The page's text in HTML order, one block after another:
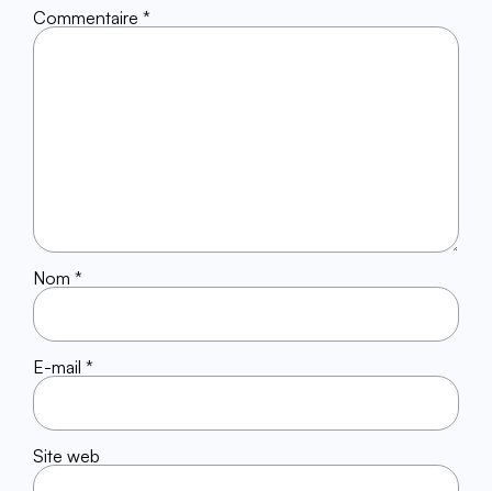
Commentaire *
Nom *
E-mail *
Site web